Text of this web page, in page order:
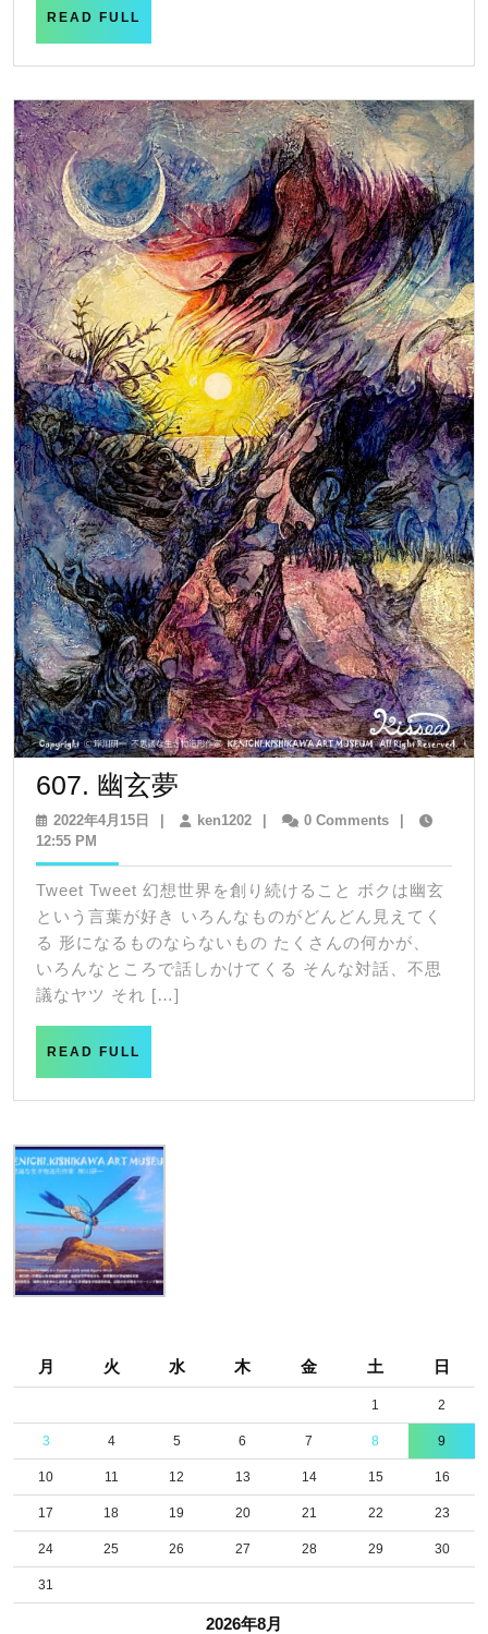
READ FULL
607. 幽玄夢
幽
夢
2022年4月15日
2022
月
15
日
ken1202ken12020 Comments
12:55 PM
Tweet Tweet 幻想世界を創り続けること ボクは幽玄
という言葉が好き いろんなものがどんどん見えてく
る 形になるものならないもの たくさんの何かが、
いろんなところで話しかけてくる そんな対話、不思
議なヤツ それ […]
READ FULL
2026年8月
月 火 水 木 金 土 日
1 2
3 4 5 6 7 8 9
10 11 12 13 14 15 16
17 18 19 20 21 22 23
24 25 26 27 28 29 30
31